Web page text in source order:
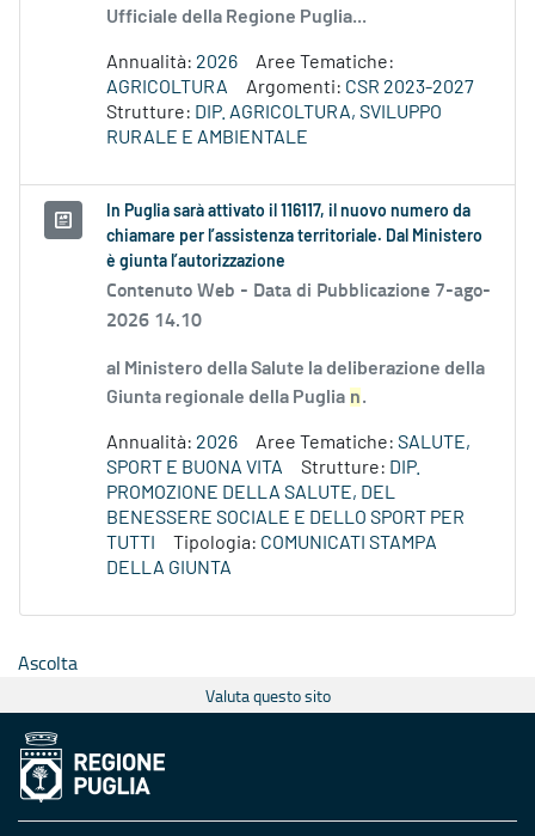
Ufficiale della Regione Puglia...
Annualità: 2026
Aree Tematiche:
AGRICOLTURA
Argomenti: CSR 2023-2027
Strutture: DIP. AGRICOLTURA, SVILUPPO
RURALE E AMBIENTALE
In Puglia sarà attivato il 116117, il nuovo numero da
chiamare per l’assistenza territoriale. Dal Ministero
è giunta l’autorizzazione
Contenuto Web - Data di Pubblicazione 7-ago-
2026 14.10
al Ministero della Salute la deliberazione della
Giunta regionale della Puglia n.
Annualità: 2026 Aree Tematiche: SALUTE,
SPORT E BUONA VITA
Strutture: DIP.
PROMOZIONE DELLA SALUTE, DEL
BENESSERE SOCIALE E DELLO SPORT PER
TUTTI
Tipologia: COMUNICATI STAMPA
DELLA GIUNTA
Ascolta
Valuta questo sito